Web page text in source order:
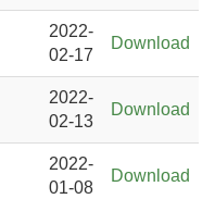
2022-
02-17
Download
2022-
02-13
Download
2022-
01-08
Download